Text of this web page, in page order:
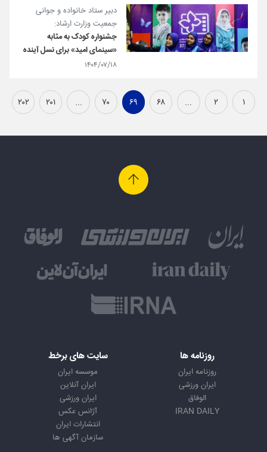
دبیر ستاد خانواده و جوانی
جمعیت وزارت ارشاد:
جشنواره کودک به مثابه
«سینمای امید» برای نسل آینده
۱۴۰۴/۰۷/۱۸
۱ ۲ ... ۶۸ ۶۹ ۷۰ ... ۲۰۱ ۲۰۲
روزنامه ها
روزنامه ایران
ایران ورزشی
الوفاق
IRAN DAILY
سایت های برخط
موسسه ایران
ایران آنلاین
ایران ورزشی
آژانس عکس
انتشارات ایران
سازمان آگهی ها